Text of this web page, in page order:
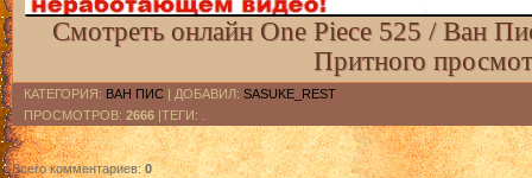
Смотреть One Рiece 525 / Ван Пис 525
[kz трафик]
Смотреть онлайн One Piece 525 / Ван
Притного
КАТЕГОРИЯ: ВАН ПИС | ДОБАВИЛ: SASUKE_REST
ПРОСМОТРОВ: 2666 |ТЕГИ: .
Всего комментариев:0